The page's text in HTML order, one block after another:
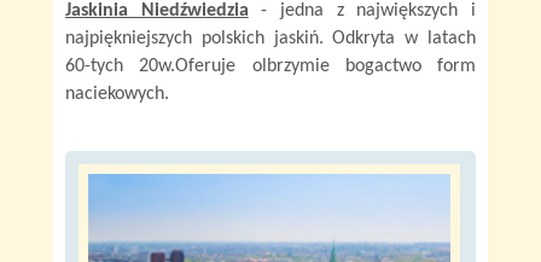
Jaskinia Niedźwiedzia - jedna z największych i
najpiękniejszych polskich jaskiń. Odkryta w latach
60-tych 20w.Oferuje olbrzymie bogactwo form
naciekowych.